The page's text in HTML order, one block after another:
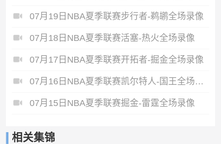
07月19日NBA夏季联赛步行者-鹈鹕全场录像
07月18日NBA夏季联赛活塞-热火全场录像
07月17日NBA夏季联赛开拓者-掘金全场录像
07月16日NBA夏季联赛凯尔特人-国王全场录像
07月15日NBA夏季联赛掘金-雷霆全场录像
相关集锦